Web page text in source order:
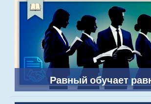
Равный обучает